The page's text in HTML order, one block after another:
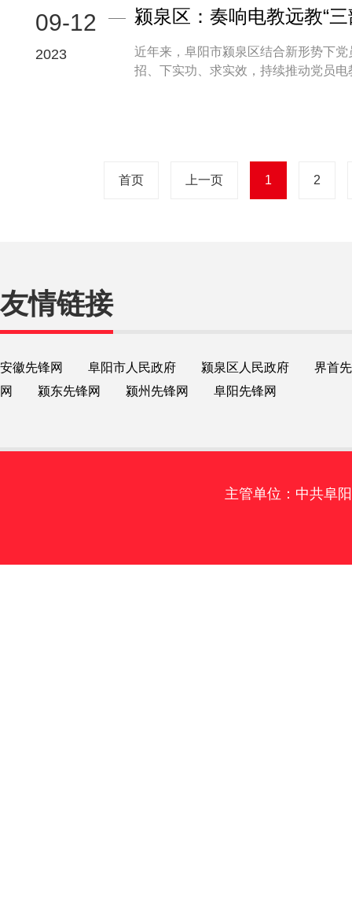
09-12
2023
颍泉区：奏响电教远教“
近年来，阜阳市颍泉区结合新形势下
招、下实功、求实效，持续推动党员电
首页 上一页 1 2
友情链接
安徽先锋网 阜阳市人民政府 颍泉区人民政府
界首
网
颍东先锋网 颍州先锋网 阜阳先锋网
主管单位：中共阜